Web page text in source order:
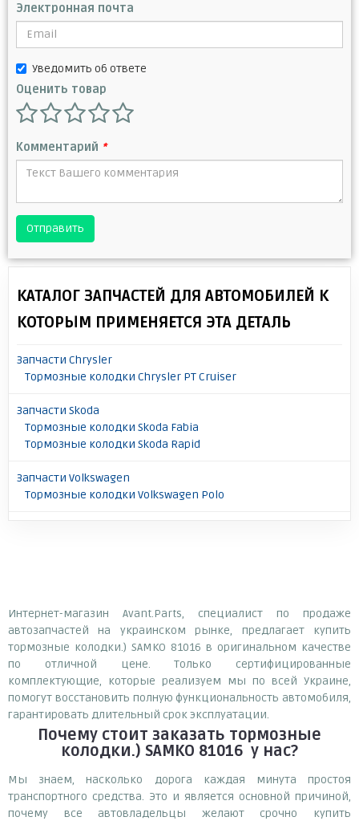
Электронная почта
Уведомить об ответе
Оценить товар
Комментарий *
Отправить
КАТАЛОГ ЗАПЧАСТЕЙ ДЛЯ АВТОМОБИЛЕЙ К
КОТОРЫМ ПРИМЕНЯЕТСЯ ЭТА ДЕТАЛЬ
Запчасти Chrysler
Тормозные колодки Chrysler PT Cruiser
Запчасти Skoda
Тормозные колодки Skoda Fabia
Тормозные колодки Skoda Rapid
Запчасти Volkswagen
Тормозные колодки Volkswagen Polo
Интернет-магазин Avant.Parts, специалист по продаже
автозапчастей на украинском рынке, предлагает купить
тормозные колодки.) SAMKO 81016 в оригинальном качестве
по отличной цене. Только сертифицированные
комплектующие, которые реализуем мы по всей Украине,
помогут восстановить полную функциональность автомобиля,
гарантировать длительный срок эксплуатации.
Почему стоит заказать тормозные
колодки.) SAMKO 81016 у нас?
Мы знаем, насколько дорога каждая минута простоя
транспортного средства. Это и является основной причиной,
почему все автовладельцы желают срочно купить